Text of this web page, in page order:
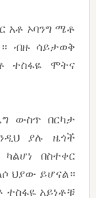
አቶ ኦባንግ ሜቶ
ብዙ ሳይታወቅ
ተስፋዬ ሞትና
ውስጥ በርካታ
ያሉ ዜጎች
በስተቀር
ህያው ይሆናል።
ተስፋዬ አይነቶቹ